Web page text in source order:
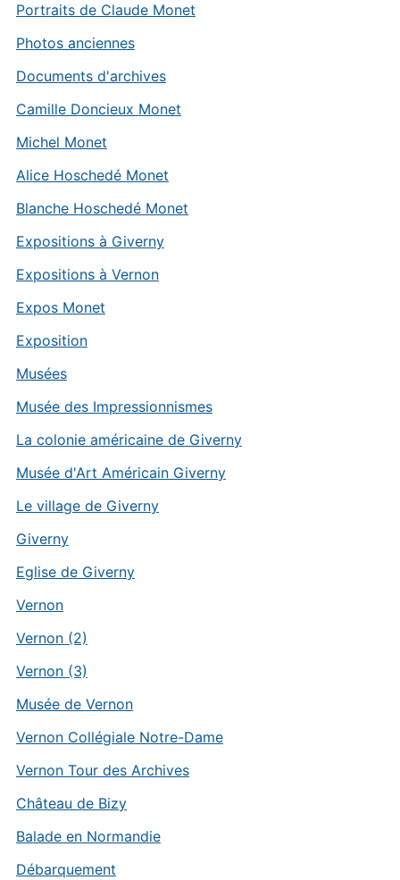
Portraits de Claude Monet
Photos anciennes
Documents d'archives
Camille Doncieux Monet
Michel Monet
Alice Hoschedé Monet
Blanche Hoschedé Monet
Expositions à Giverny
Expositions à Vernon
Expos Monet
Exposition
Musées
Musée des Impressionnismes
La colonie américaine de Giverny
Musée d'Art Américain Giverny
Le village de Giverny
Giverny
Eglise de Giverny
Vernon
Vernon (2)
Vernon (3)
Musée de Vernon
Vernon Collégiale Notre-Dame
Vernon Tour des Archives
Château de Bizy
Balade en Normandie
Débarquement